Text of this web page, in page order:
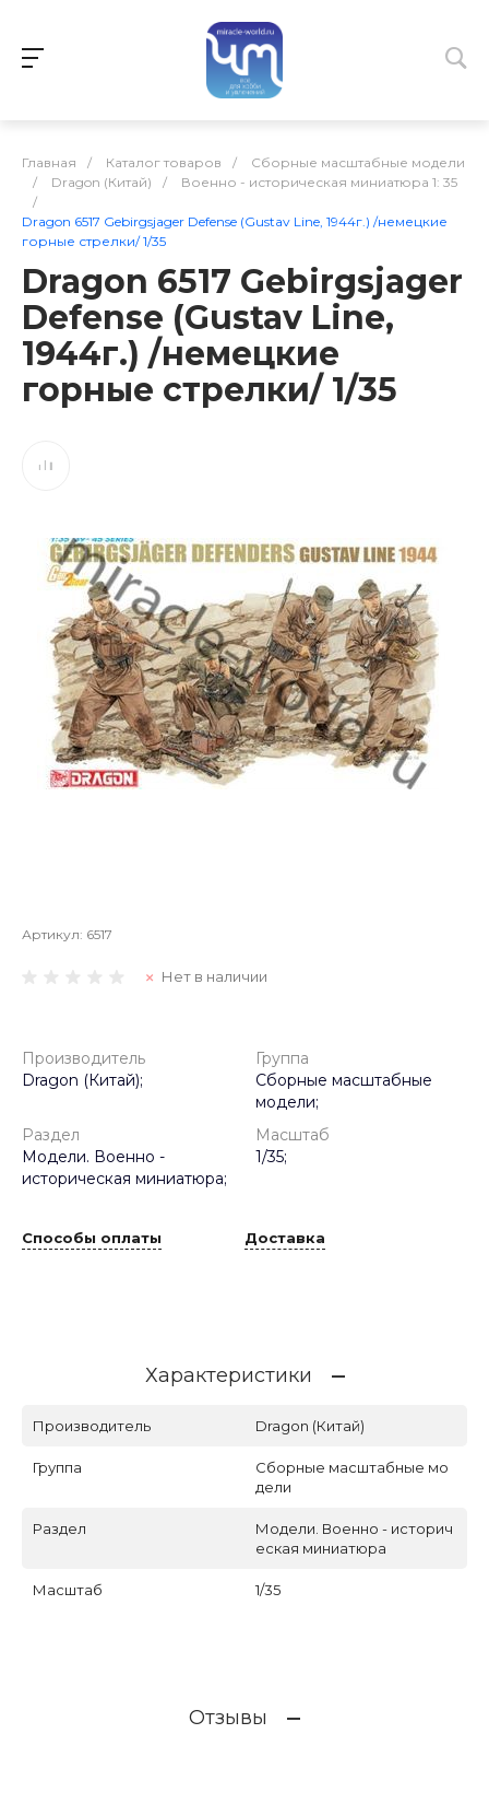
Главная / Каталог товаров /
Сборные масштабные модели
/
Dragon (Китай) /
Военно - историческая миниатюра 1: 35
/
Dragon 6517 Gebirgsjager Defense (Gustav Line, 1944г.) /немецкие
горные стрелки/ 1/35
Dragon 6517 Gebirgsjager
Defense (Gustav Line,
1944г.) /немецкие
горные стрелки/ 1/35
Артикул: 6517
Нет в наличии
Производитель
Dragon (Китай);
Группа
Сборные масштабные
модели;
Раздел
Модели. Военно -
историческая миниатюра;
Масштаб
1/35;
Способы оплаты Доставка
Характеристики
Производитель Dragon (Китай)
Группа
Сборные масштабные мо
дели
Раздел
Модели. Военно - историч
еская миниатюра
Масштаб 1/35
Отзывы